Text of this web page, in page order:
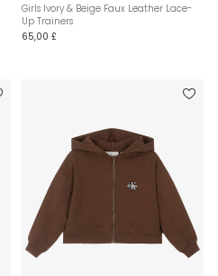
Girls Ivory & Beige Faux Leather Lace-
Up Trainers
65,00 £